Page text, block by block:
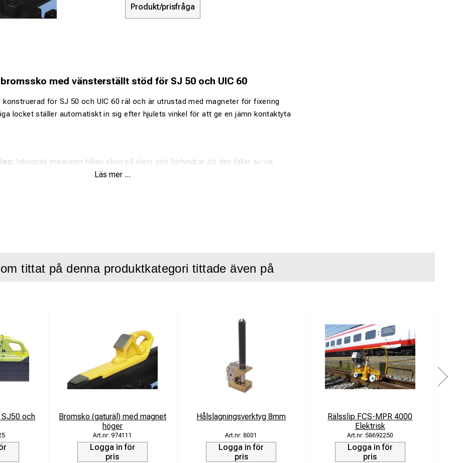
Produkt/prisfråga
med vänsterställt stöd för SJ 50 och UIC 60
konstruerad för SJ 50 och UIC 60 räl och är utrustad med magneter för fixering
locket ställer automatiskt in sig efter hjulets vinkel för att ge en jämn kontaktyta
Inbyggda magneter håller skon på plats och förhindrar att den faller av vid
för att säkra vagnar på spårtyperna SJ 50 och UIC 60. Magneterna fungerar som en
och ger en mer förutsägbar bromsverkan vid rangering och uppställning på
sida är anpassad för att ge korrekt stabilitet mot rälshuvudet i färdriktningen.
gör komponenten tydlig för personal som rör sig i spårområdet.
med magnet
och UIC 60
Läs mer ...
tittat på denna produktkategori tittade även på
och
Bromsko (gaturäl) med magnet
höger
974111
Logga in för
pris
Hålslagningsverktyg 8mm
8001
Logga in för
pris
Rälsslip FCS-MPR 4000
Elektrisk
58692250
Logga in för
pris